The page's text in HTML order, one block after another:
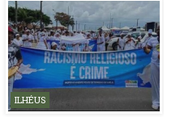
ILHÉUS